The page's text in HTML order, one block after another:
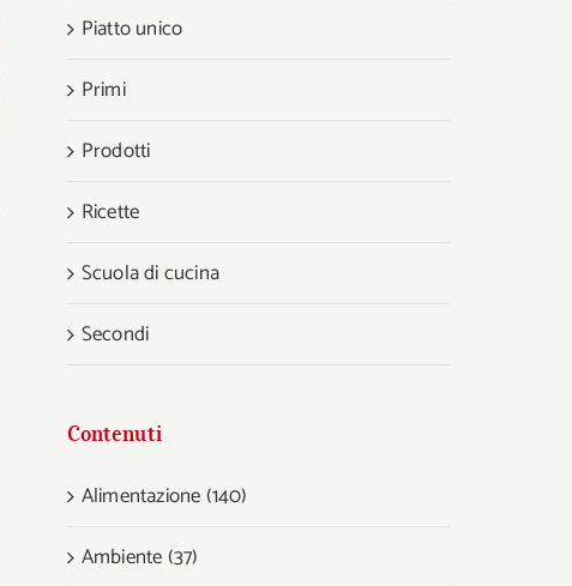
Piatto unico
Primi
Prodotti
Ricette
Scuola di cucina
Secondi
Contenuti
Alimentazione (140)
Ambiente (37)